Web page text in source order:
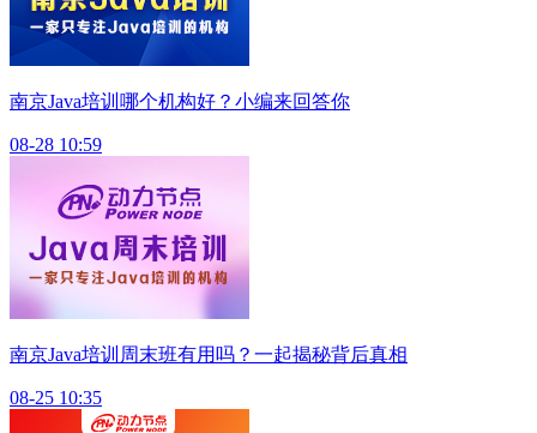
南京Java培训哪个机构好？小编来回答你
08-28 10:59
南京Java培训周末班有用吗？一起揭秘背后真相
08-25 10:35